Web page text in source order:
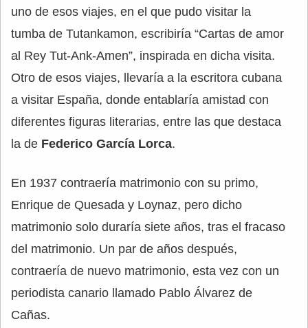
uno de esos viajes, en el que pudo visitar la
tumba de Tutankamon, escribiría “Cartas de amor
al Rey Tut-Ank-Amen”, inspirada en dicha visita.
Otro de esos viajes, llevaría a la escritora cubana
a visitar España, donde entablaría amistad con
diferentes figuras literarias, entre las que destaca
la de Federico García Lorca.
En 1937 contraería matrimonio con su primo,
Enrique de Quesada y Loynaz, pero dicho
matrimonio solo duraría siete años, tras el fracaso
del matrimonio. Un par de años después,
contraería de nuevo matrimonio, esta vez con un
periodista canario llamado Pablo Álvarez de
Cañas.